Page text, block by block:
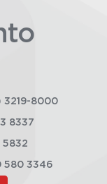
3219-8000
8337
580 3346